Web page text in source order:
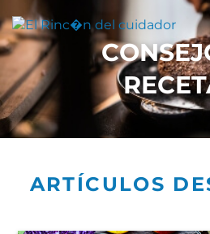
ARTÍCULOS